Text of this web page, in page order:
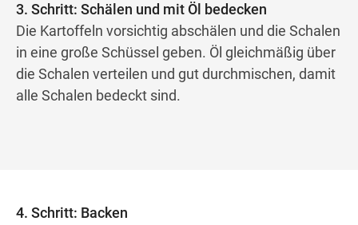
3. Schritt: Schälen und mit Öl bedecken
Die Kartoffeln vorsichtig abschälen und die Schalen
in eine große Schüssel geben. Öl gleichmäßig über
die Schalen verteilen und gut durchmischen, damit
alle Schalen bedeckt sind.
4. Schritt: Backen